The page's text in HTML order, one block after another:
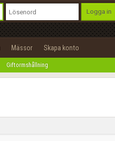
Logga in
Mässor Skapa konto
Giftormshållning